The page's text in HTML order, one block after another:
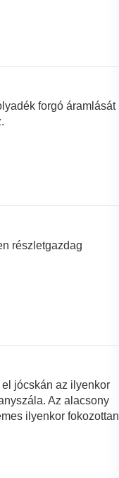
forgó áramlását
részletgazdag
jócskán az ilyenkor
Az alacsony
ilyenkor fokozottan